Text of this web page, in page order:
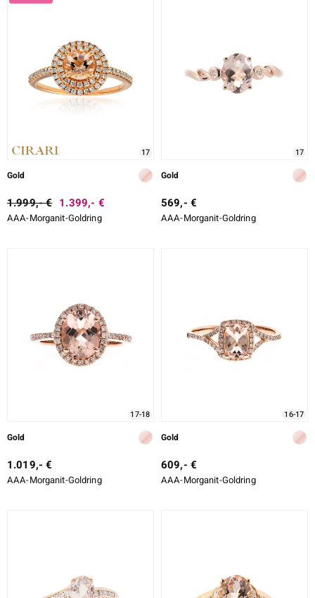
SCHLIFF DETAILLIERT
17
Gold
1.999,- € 1.399,- €
AAA-Morganit-Goldring
17
Gold
569,- €
AAA-Morganit-Goldring
17-18
Gold
1.019,- €
AAA-Morganit-Goldring
16-17
Gold
609,- €
AAA-Morganit-Goldring